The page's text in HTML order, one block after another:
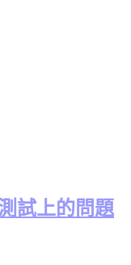
試上的問題